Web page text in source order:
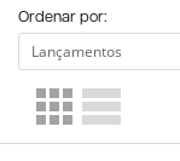
Ordenar por: